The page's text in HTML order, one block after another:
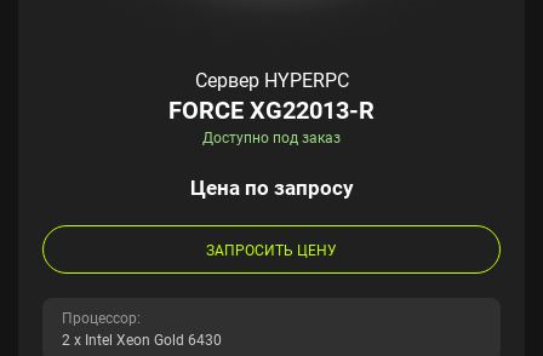
Сервер HYPERPC
FORCE XG22013-R
Доступно под заказ
Цена по запросу
ЗАПРОСИТЬ ЦЕНУ
Процессор:
2 x Intel Xeon Gold 6430